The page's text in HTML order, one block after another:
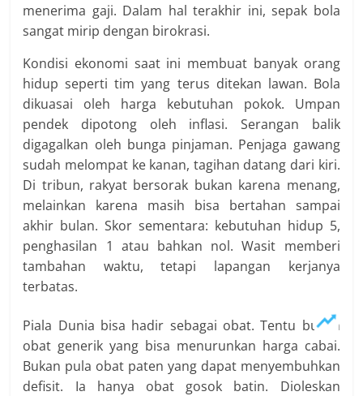
menerima gaji. Dalam hal terakhir ini, sepak bola
sangat mirip dengan birokrasi.
Kondisi ekonomi saat ini membuat banyak orang
hidup seperti tim yang terus ditekan lawan. Bola
dikuasai oleh harga kebutuhan pokok. Umpan
pendek dipotong oleh inflasi. Serangan balik
digagalkan oleh bunga pinjaman. Penjaga gawang
sudah melompat ke kanan, tagihan datang dari kiri.
Di tribun, rakyat bersorak bukan karena menang,
melainkan karena masih bisa bertahan sampai
akhir bulan. Skor sementara: kebutuhan hidup 5,
penghasilan 1 atau bahkan nol. Wasit memberi
tambahan waktu, tetapi lapangan kerjanya
terbatas.
Piala Dunia bisa hadir sebagai obat. Tentu bukan
obat generik yang bisa menurunkan harga cabai.
Bukan pula obat paten yang dapat menyembuhkan
defisit. Ia hanya obat gosok batin. Dioleskan